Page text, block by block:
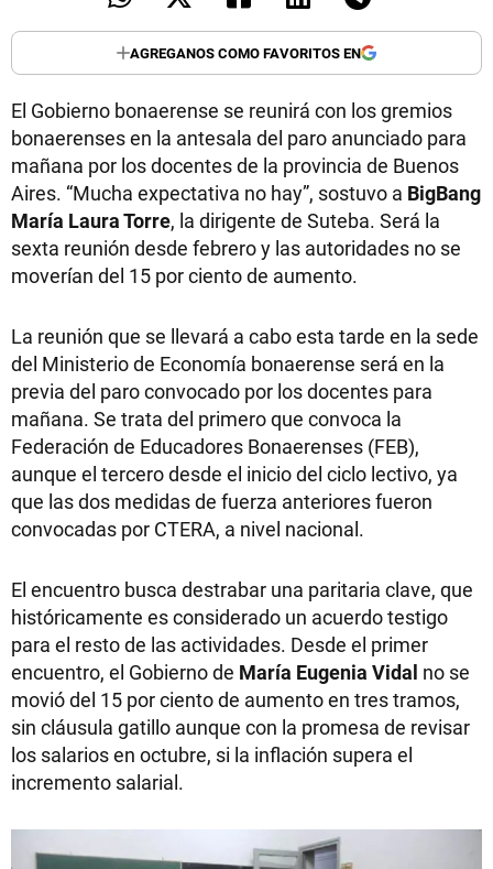
AGREGANOS COMO FAVORITOS EN
El Gobierno bonaerense se reunirá con los gremios
bonaerenses en la antesala del paro anunciado para
mañana por los docentes de la provincia de Buenos
Aires. “Mucha expectativa no hay”, sostuvo a BigBang
María Laura Torre, la dirigente de Suteba. Será la
sexta reunión desde febrero y las autoridades no se
moverían del 15 por ciento de aumento.
La reunión que se llevará a cabo esta tarde en la sede
del Ministerio de Economía bonaerense será en la
previa del paro convocado por los docentes para
mañana. Se trata del primero que convoca la
Federación de Educadores Bonaerenses (FEB),
aunque el tercero desde el inicio del ciclo lectivo, ya
que las dos medidas de fuerza anteriores fueron
convocadas por CTERA, a nivel nacional.
El encuentro busca destrabar una paritaria clave, que
históricamente es considerado un acuerdo testigo
para el resto de las actividades. Desde el primer
encuentro, el Gobierno de María Eugenia Vidal no se
movió del 15 por ciento de aumento en tres tramos,
sin cláusula gatillo aunque con la promesa de revisar
los salarios en octubre, si la inflación supera el
incremento salarial.